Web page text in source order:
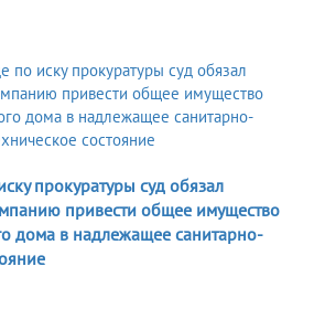
прокуратуры суд обязал
привести общее имущество
дома в надлежащее санитарно-